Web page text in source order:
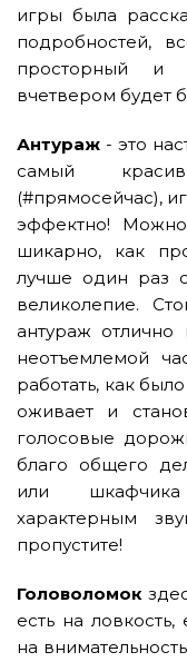
игры была
подробностей,
просторный и
вчетвером будет
Антураж - это
самый
(#прямосейчас),
эффектно!
шикарно, как
лучше один раз
великолепие.
антураж отлично
неотъемлемой
работать, как
оживает и
голосовые
благо общего
или шкафчика
характерным
пропустите!
Головоломок
есть на ловкость,
на